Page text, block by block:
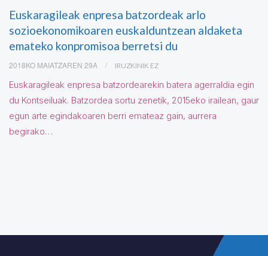
Euskaragileak enpresa batzordeak arlo
sozioekonomikoaren euskalduntzean aldaketa
emateko konpromisoa berretsi du
2018KO MAIATZAREN 29A IRUZKINIK EZ
Euskaragileak enpresa batzordearekin batera agerraldia egin
du Kontseiluak. Batzordea sortu zenetik, 2015eko irailean, gaur
egun arte egindakoaren berri emateaz gain, aurrera
begirako…